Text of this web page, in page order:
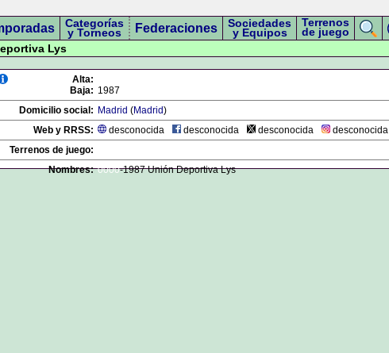
Categorías
y Torneos Federaciones Sociedades
y Equipos
Terrenos
de juego
Lys
Alta:
Baja: 1987
Domicilio social: Madrid (Madrid)
Web y RRSS:
desconocida desconocida desconocida
desconocida
Terrenos de juego:
Nombres: 0000-1987 Unión Deportiva Lys